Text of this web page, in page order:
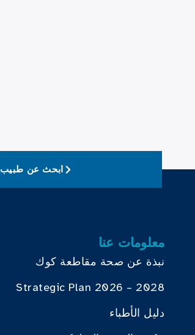
ابحث عن طبيب
معلومات عنا
نبذة عن صحة مقاطعة كوك
Strategic Plan 2026 – 2028
دليل الأطباء